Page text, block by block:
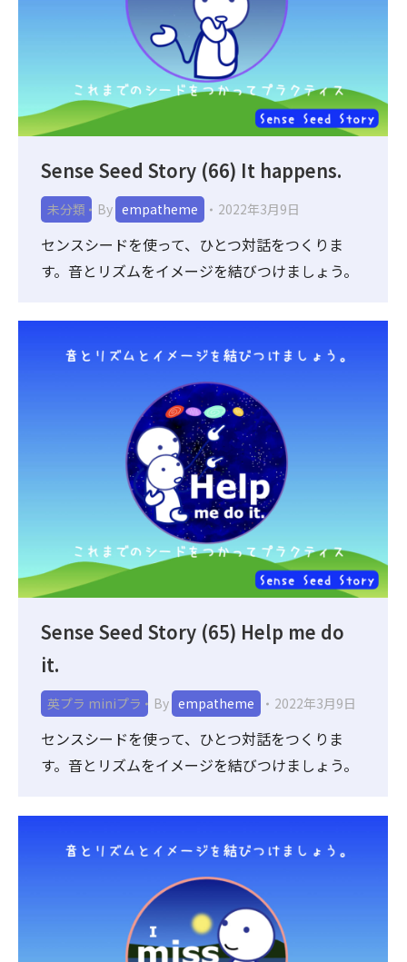
Sense Seed Story (66) It happens.
未分類 By empatheme 2022年3月9日
センスシードを使って、ひとつ対話をつくりま
す。音とリズムをイメージを結びつけましょう。
Sense Seed Story (65) Help me do
it.
英プラ miniプラ By empatheme 2022年3月9日
センスシードを使って、ひとつ対話をつくりま
す。音とリズムをイメージを結びつけましょう。